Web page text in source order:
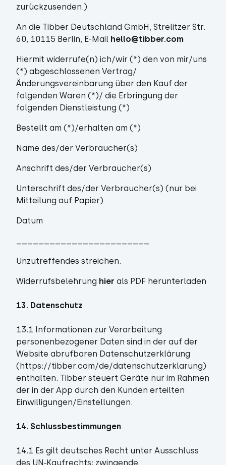
zurückzusenden.)
An die Tibber Deutschland GmbH, Strelitzer Str.
60, 10115 Berlin, E-Mail hello@tibber.com
Hiermit widerrufe(n) ich/wir (*) den von mir/uns
(*) abgeschlossenen Vertrag/
Änderungsvereinbarung über den Kauf der
folgenden Waren (*)/ die Erbringung der
folgenden Dienstleistung (*)
Bestellt am (*)/erhalten am (*)
Name des/der Verbraucher(s)
Anschrift des/der Verbraucher(s)
Unterschrift des/der Verbraucher(s) (nur bei
Mitteilung auf Papier)
Datum
Unzutreffendes streichen.
Widerrufsbelehrung hier als PDF herunterladen
13. Datenschutz
13.1 Informationen zur Verarbeitung
personenbezogener Daten sind in der auf der
Website abrufbaren Datenschutzerklärung
(https://tibber.com/de/datenschutzerklarung)
enthalten. Tibber steuert Geräte nur im Rahmen
der in der App durch den Kunden erteilten
Einwilligungen/Einstellungen.
14. Schlussbestimmungen
14.1 Es gilt deutsches Recht unter Ausschluss
des UN‑Kaufrechts; zwingende